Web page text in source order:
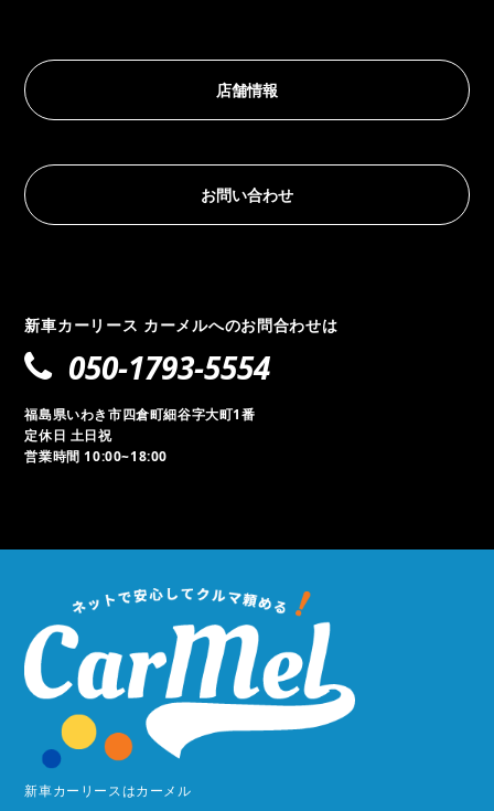
店舗情報
お問い合わせ
新車カーリース カーメルへのお問合わせは
050-1793-5554
福島県いわき市四倉町細谷字大町1番
定休日 土日祝
営業時間 10:00~18:00
新車カーリースはカーメル